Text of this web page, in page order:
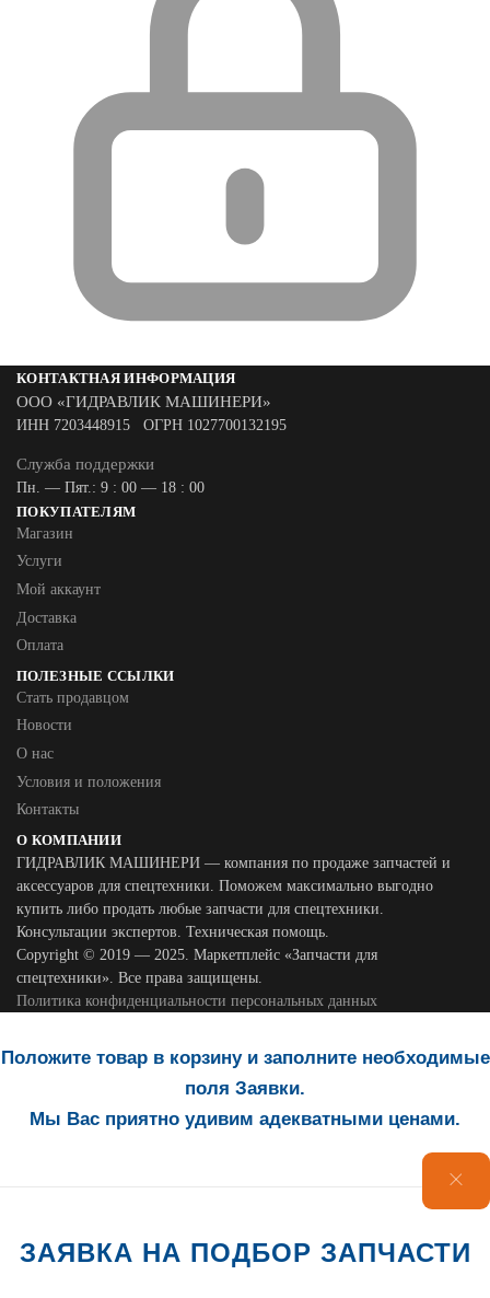
КОНТАКТНАЯ ИНФОРМАЦИЯ
ООО «ГИДРАВЛИК МАШИНЕРИ»
ИНН 7203448915 ОГРН 1027700132195
Служба поддержки
Пн. — Пят.: 9 : 00 — 18 : 00
ПОКУПАТЕЛЯМ
Магазин
Услуги
Мой аккаунт
Доставка
Оплата
ПОЛЕЗНЫЕ ССЫЛКИ
Стать продавцом
Новости
О нас
Условия и положения
Контакты
О КОМПАНИИ
ГИДРАВЛИК МАШИНЕРИ — компания по продаже запчастей и
аксессуаров для спецтехники. Поможем максимально выгодно
купить либо продать любые запчасти для спецтехники.
Консультации экспертов. Техническая помощь.
Copyright © 2019 — 2025. Маркетплейс «Запчасти для
спецтехники». Все права защищены.
Политика конфиденциальности персональных данных
Положите товар в корзину и заполните необходимые
поля Заявки.
Мы Вас приятно удивим адекватными ценами.
ЗАЯВКА НА ПОДБОР ЗАПЧАСТИ